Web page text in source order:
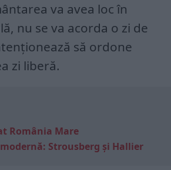
va avea loc în
nu se va acorda o zi de
să ordone
zi liberă.
România Mare
Strousberg și Hallier